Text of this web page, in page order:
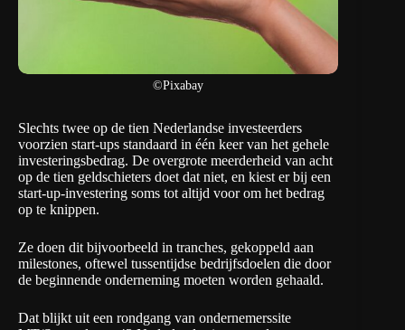
©Pixabay
Slechts twee op de tien Nederlandse investeerders
voorzien start-ups standaard in één keer van het gehele
investeringsbedrag. De overgrote meerderheid van acht
op de tien geldschieters doet dat niet, en kiest er bij een
start-up-investering soms tot altijd voor om het bedrag
op te knippen.
Ze doen dit bijvoorbeeld in tranches, gekoppeld aan
milestones, oftewel tussentijdse bedrijfsdoelen die door
de beginnende onderneming moeten worden gehaald.
Dat blijkt uit een rondgang van ondernemerssite